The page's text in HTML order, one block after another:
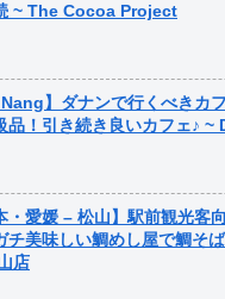
~ The Cocoa Project
Nang】ダナンで行くべきカ
品！引き続き良いカフェ♪
・愛媛 – 松山】駅前観光客
チ美味しい鯛めし屋で鯛そ
店